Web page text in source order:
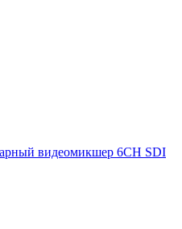
видеомикшер 6CH SDI